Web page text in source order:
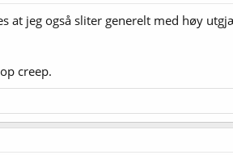
at jeg også sliter generelt med høy
creep.